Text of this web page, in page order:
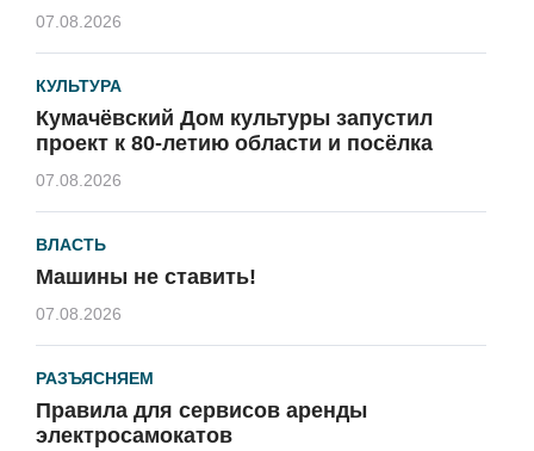
07.08.2026
КУЛЬТУРА
Кумачёвский Дом культуры запустил
проект к 80-летию области и посёлка
07.08.2026
ВЛАСТЬ
Машины не ставить!
07.08.2026
РАЗЪЯСНЯЕМ
Правила для сервисов аренды
электросамокатов